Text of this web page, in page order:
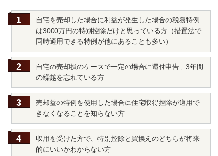
自宅を売却した場合に利益が発生した場合の税務特例
は3000万円の特別控除だけと思っている方（措置法で
同時適用できる特例が他にあることも多い）
自宅の売却損のケースで一定の場合に還付申告、3年間
の繰越を忘れている方
売却益の特例を使用した場合に住宅取得控除が適用で
きなくなることを知らない方
収用を受けた方で、特別控除と買換えのどちらが将来
的にいいかわからない方